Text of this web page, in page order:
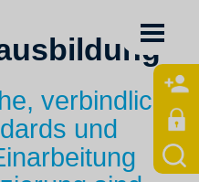
verbindliche
und